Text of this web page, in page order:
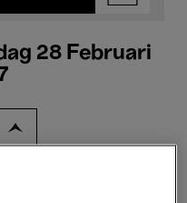
28 Februari